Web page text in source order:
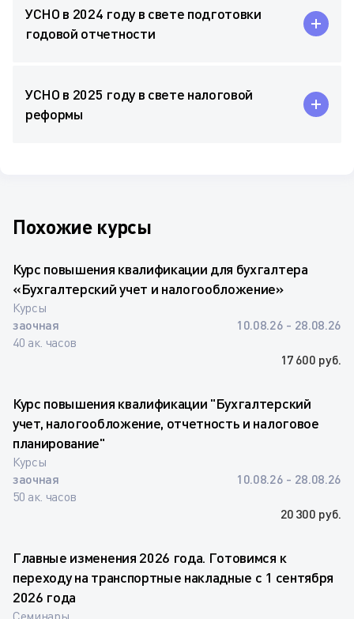
УСНО в 2024 году в свете подготовки
годовой отчетности
УСНО в 2025 году в свете налоговой
реформы
Похожие курсы
Курс повышения квалификации для бухгалтера
«Бухгалтерский учет и налогообложение»
Курсы
заочная
40 ак. часов
10.08.26 - 28.08.26
17 600 руб.
Курс повышения квалификации "Бухгалтерский
учет, налогообложение, отчетность и налоговое
планирование"
Курсы
заочная
50 ак. часов
10.08.26 - 28.08.26
20 300 руб.
Главные изменения 2026 года. Готовимся к
переходу на транспортные накладные с 1 сентября
2026 года